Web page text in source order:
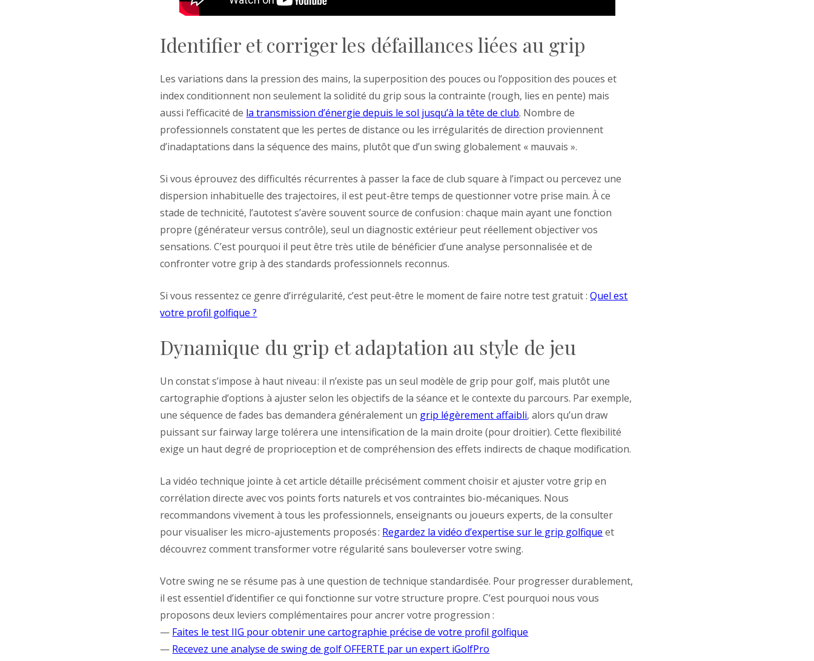
Identifier et corriger les défaillances liées au grip
Les variations dans la pression des mains, la superposition des pouces ou l’opposition des pouces et
index conditionnent non seulement la solidité du grip sous la contrainte (rough, lies en pente) mais
aussi l’efficacité de la transmission d’énergie depuis le sol jusqu’à la tête de club. Nombre de
professionnels constatent que les pertes de distance ou les irrégularités de direction proviennent
d’inadaptations dans la séquence des mains, plutôt que d’un swing globalement « mauvais ».
Si vous éprouvez des difficultés récurrentes à passer la face de club square à l’impact ou percevez une
dispersion inhabituelle des trajectoires, il est peut-être temps de questionner votre prise main. À ce
stade de technicité, l’autotest s’avère souvent source de confusion : chaque main ayant une fonction
propre (générateur versus contrôle), seul un diagnostic extérieur peut réellement objectiver vos
sensations. C’est pourquoi il peut être très utile de bénéficier d’une analyse personnalisée et de
confronter votre grip à des standards professionnels reconnus.
Si vous ressentez ce genre d’irrégularité, c’est peut-être le moment de faire notre test gratuit :Quel est
votre profil golfique ?
Dynamique du grip et adaptation au style de jeu
Un constat s’impose à haut niveau : il n’existe pas un seul modèle de grip pour golf, mais plutôt une
cartographie d’options à ajuster selon les objectifs de la séance et le contexte du parcours. Par exemple,
une séquence de fades bas demandera généralement un grip légèrement affaibli, alors qu’un draw
puissant sur fairway large tolérera une intensification de la main droite (pour droitier). Cette flexibilité
exige un haut degré de proprioception et de compréhension des effets indirects de chaque modification.
La vidéo technique jointe à cet article détaille précisément comment choisir et ajuster votre grip en
corrélation directe avec vos points forts naturels et vos contraintes bio-mécaniques. Nous
recommandons vivement à tous les professionnels, enseignants ou joueurs experts, de la consulter
pour visualiser les micro-ajustements proposés : Regardez la vidéo d’expertise sur le grip golfique et
découvrez comment transformer votre régularité sans bouleverser votre swing.
Votre swing ne se résume pas à une question de technique standardisée. Pour progresser durablement,
il est essentiel d’identifier ce qui fonctionne sur votre structure propre. C’est pourquoi nous vous
proposons deux leviers complémentaires pour ancrer votre progression :
— Faites le test IIG pour obtenir une cartographie précise de votre profil golfique
— Recevez une analyse de swing de golf OFFERTE par un expert iGolfPro